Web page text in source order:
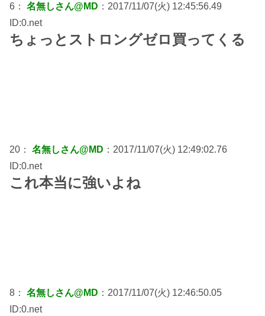
6： 名無しさん@MD ：2017/11/07(火) 12:45:56.49
ID:0.net
ちょっとストロングゼロ買ってくる
20： 名無しさん@MD ：2017/11/07(火) 12:49:02.76
ID:0.net
これ本当に強いよね
8： 名無しさん@MD ：2017/11/07(火) 12:46:50.05
ID:0.net